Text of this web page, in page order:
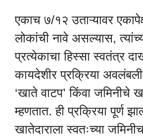
एकाच ७/१२ उताऱ्यावर
लोकांची नावे असल्यास,
प्रत्येकाचा हिस्सा स्वतंत्र
कायदेशीर प्रक्रिया
‘खाते वाटप’ किंवा जमिनीचे
म्हणतात. ही प्रक्रिया पूर्ण
खातेदाराला स्वतःच्या